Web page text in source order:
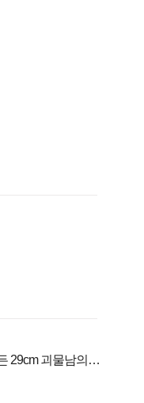
29cm 괴물남의